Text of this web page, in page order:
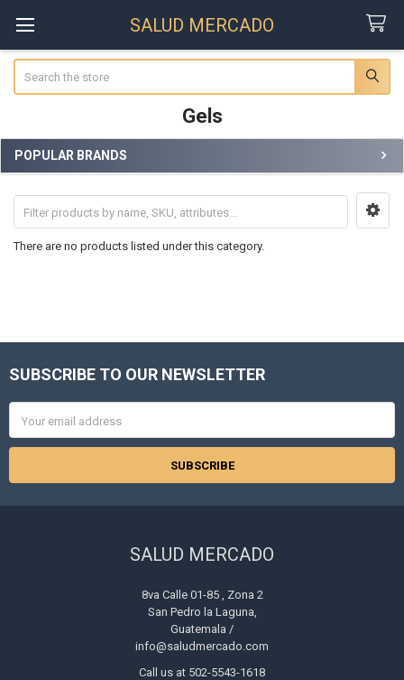
SALUD MERCADO
Gels
Sidebar
POPULAR BRANDS
There are no products listed under this category.
Footer
SUBSCRIBE TO OUR NEWSLETTER
Address
SALUD MERCADO
8va Calle 01-85 , Zona 2
San Pedro la Laguna,
Guatemala /
info@saludmercado.com
Call us at 502-5543-1618